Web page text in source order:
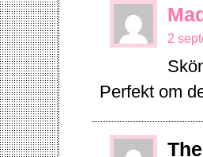
2
Perfekt om